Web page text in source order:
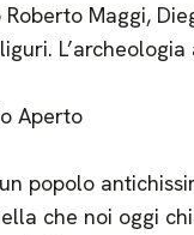
Maggi,
Aperto
popolo
che noi oggi